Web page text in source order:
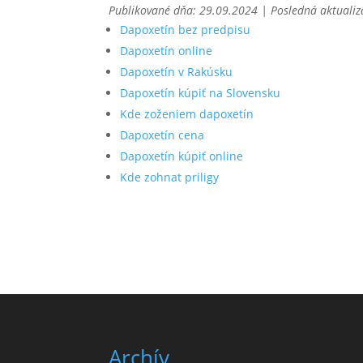
Publikované dňa: 29.09.2024 | Posledná
Dapoxetín bez predpisu
Dapoxetín online
Dapoxetín v Rakúsku
Dapoxetín kúpiť na Slovensku
Kde zoženiem dapoxetín
Dapoxetín cena
Dapoxetín kúpiť online
Kde zohnat priligy
Archív